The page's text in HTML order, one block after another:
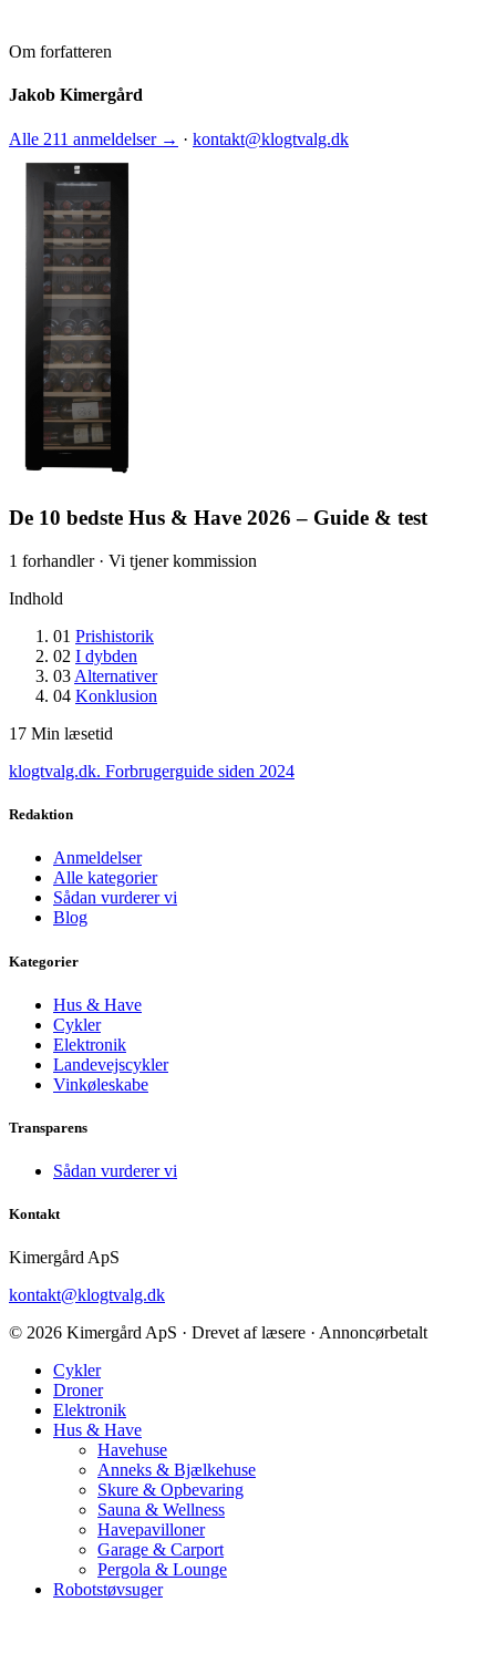
Om forfatteren
Jakob Kimergård
Alle 211 anmeldelser → · kontakt@klogtvalg.dk
De 10 bedste Hus & Have 2026 – Guide & test
1 forhandler · Vi tjener kommission
Indhold
01 Prishistorik
02 I dybden
03 Alternativer
04 Konklusion
17 Min læsetid
klogtvalg.dk. Forbrugerguide siden 2024
Redaktion
Anmeldelser
Alle kategorier
Sådan vurderer vi
Blog
Kategorier
Hus & Have
Cykler
Elektronik
Landevejscykler
Vinkøleskabe
Transparens
Sådan vurderer vi
Kontakt
Kimergård ApS
kontakt@klogtvalg.dk
© 2026 Kimergård ApS · Drevet af læsere · Annoncørbetalt
Cykler
Droner
Elektronik
Hus & Have
Havehuse
Anneks & Bjælkehuse
Skure & Opbevaring
Sauna & Wellness
Havepavilloner
Garage & Carport
Pergola & Lounge
Robotstøvsuger